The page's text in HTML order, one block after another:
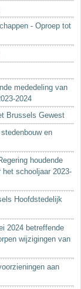
- Oproep tot
mededeling van
2024
Brussels Gewest
en
houdende
schooljaar 2023-
Hoofdstedelijk
2024 betreffende
wijzigingen van
aan